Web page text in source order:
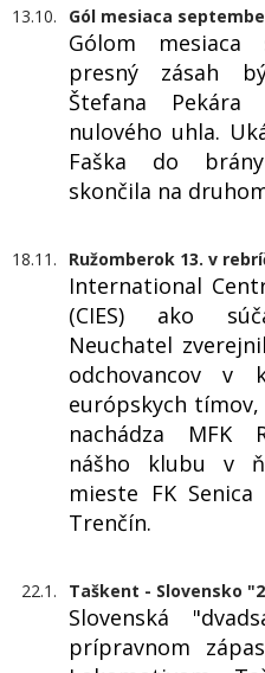
13.10. Gól mesiaca
Gólom
presný zásah
Štefana
nulového uhla.
Faška do
skončila na
18.11. Ružomberok 13. v
International
(CIES) ako
Neuchatel
odchovancov v
európskych tímov,
nachádza MFK
nášho klubu v
mieste FK
Trenčín.
22.1. Taškent - Slovensko
Slovenská
prípravnom